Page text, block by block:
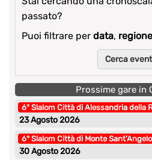
passato?
Puoi filtrare per data, regione
Cerca
Prossime gare in
6° Slalom Città di Alessandria della
23 Agosto 2026
6° Slalom Città di Monte Sant’Angelo
30 Agosto 2026